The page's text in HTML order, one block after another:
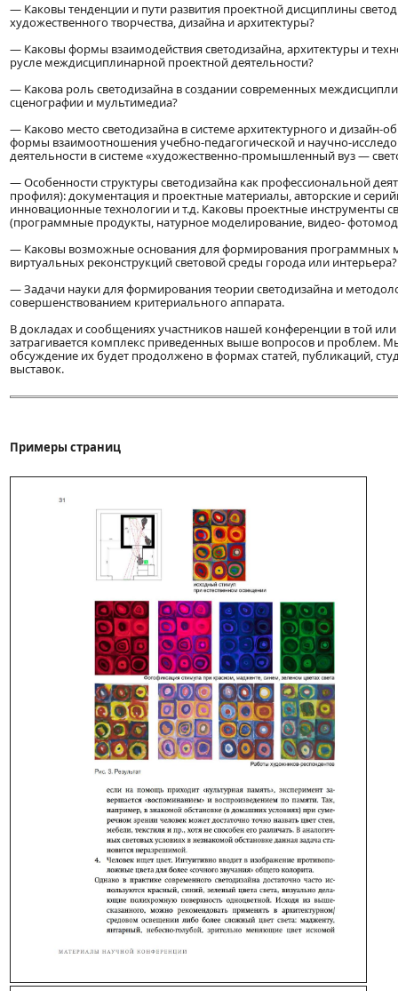
— Каковы тенденции и пути развития проектной дисциплины
художественного творчества, дизайна и архитектуры?
— Каковы формы взаимодействия светодизайна, архитектуры и
русле междисциплинарной проектной деятельности?
— Какова роль светодизайна в создании современных
сценографии и мультимедиа?
— Каково место светодизайна в системе архитектурного и дизайн-
формы взаимоотношения учебно-педагогической и научно-
деятельности в системе «художественно-промышленный вуз —
— Особенности структуры светодизайна как профессиональной
профиля): документация и проектные материалы, авторские и
инновационные технологии и т.д. Каковы проектные инструменты
(программные продукты, натурное моделирование, видео-
— Каковы возможные основания для формирования программных
виртуальных реконструкций световой среды города или интерьера?
— Задачи науки для формирования теории светодизайна и
совершенствованием критериального аппарата.
В докладах и сообщениях участников нашей конференции в той
затрагивается комплекс приведенных выше вопросов и проблем.
обсуждение их будет продолжено в формах статей, публикаций,
выставок.
Примеры страниц